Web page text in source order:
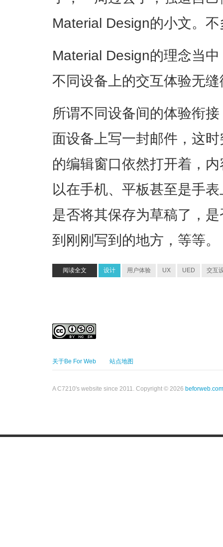
Material Design的小文。
Material Design的理念当
不同设备上的交互体验无
所谓不同设备间的体验衔
面设备上写一封邮件，这
的编辑窗口依然打开着，
以在手机、平板甚至是手
是否将其保存为草稿了，
到刚刚写到的地方，等等。
阅读全文 设计 用户体验 UX UED 交互
关于Be For Web 站点地图
A C7210's website since 2011. Copyright © 2026 beforweb.com